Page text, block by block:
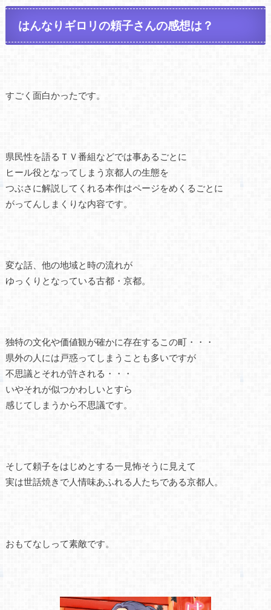
はんなりギロリの頼子さんの感想は？
すごく面白かったです。
県民性を語るＴＶ番組などでは事あるごとに
ヒール役となってしまう京都人の生態を
つぶさに解説してくれる本作はページをめくるごとに
がってんしまくりな内容です。
変な話、他の地域と時の流れが
ゆっくりとなっている古都・京都。
独特の文化や価値観が確かに存在するこの町・・・
県外の人には戸惑ってしまうことも多いですが
不思議とそれが許される・・・
いやそれが似つかわしいとすら
感じてしまうから不思議です。
そして頼子をはじめとする一見怖そうに見えて
実は世話焼きで人情味あふれる人たちである京都人。
おもてなしって素敵です。